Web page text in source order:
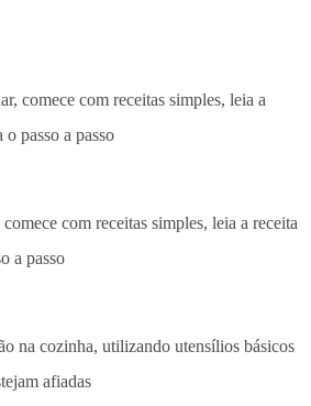
com receitas simples, leia a receita
a passo